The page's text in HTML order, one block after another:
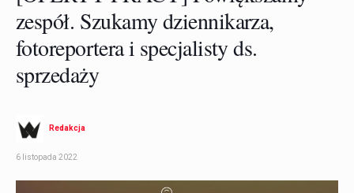
zespół. Szukamy dziennikarza,
fotoreportera i specjalisty ds.
sprzedaży
Redakcja
6 listopada 2022